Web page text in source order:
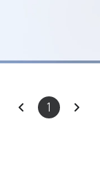
1